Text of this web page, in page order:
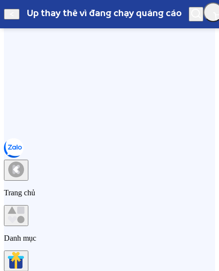
Up thay thế vì đang chạy quảng cáo
Hà Nội
Trang chủ
Danh mục